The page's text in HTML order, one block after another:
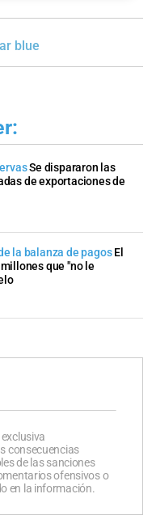
blue
Se dispararon las
de exportaciones de
la balanza de pagos El
que "no le
consecuencias
de las sanciones
ofensivos o
en la información.